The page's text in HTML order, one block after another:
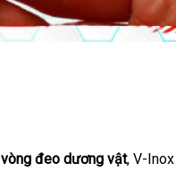
vòng đeo dương vậtlắp
, V-Inox